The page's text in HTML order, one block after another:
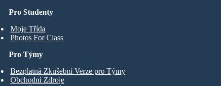
Pro Studenty
Moje Třída
Photos For Class
Pro Týmy
Bezplatná Zkušební Verze pro Týmy
Obchodní Zdroje